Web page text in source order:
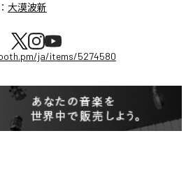
大漠波新
ja/items/5274580